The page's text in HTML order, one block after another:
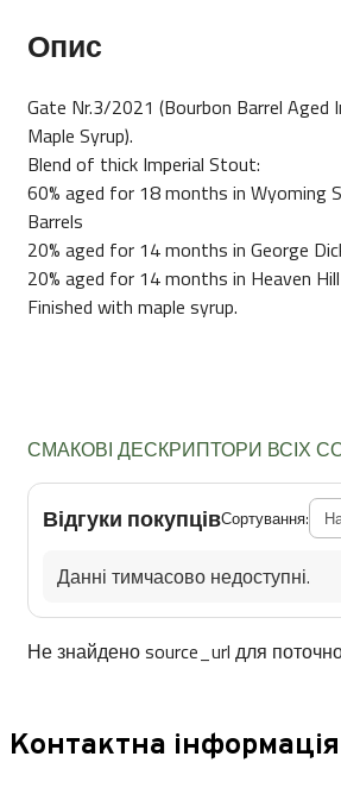
Опис
Gate Nr.3/2021 (Bourbon Barrel Aged
Maple Syrup).
Blend of thick Imperial Stout:
60% aged for 18 months in Wyoming
Barrels
20% aged for 14 months in George
20% aged for 14 months in Heaven
Finished with maple syrup.
СМАКОВІ ДЕСКРИПТОРИ ВСІХ
Відгуки покупцівСортування:
Данні тимчасово недоступні.
Не знайдено source_url для
Контактна інформація